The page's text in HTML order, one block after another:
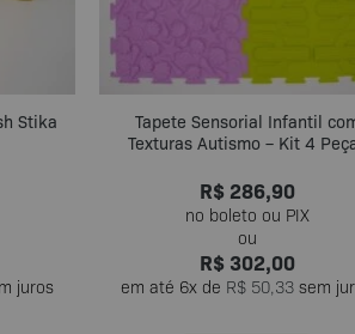
Stika
juros
Tapete Sensorial Infantil
Texturas Autismo – Kit 4
R$286,90
R$302,00
em até 6x de R$ 50,33 sem